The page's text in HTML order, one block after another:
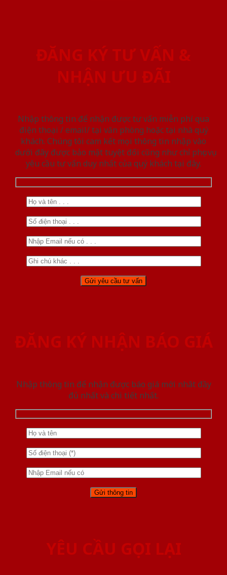
ĐĂNG KÝ TƯ VẤN &
NHẬN ƯU ĐÃI
Nhập thông tin để nhận được tư vấn miễn phí qua
điện thoại / email/ tại văn phòng hoặc tại nhà quý
khách. Chúng tôi cam kết mọi thông tin nhập vào
dưới đây được bảo mật tuyệt đối cũng như chỉ phục vụ
yêu cầu tư vấn duy nhất của quý khách tại đây.
ĐĂNG KÝ NHẬN BÁO GIÁ
Nhập thông tin để nhận được báo giá mới nhât đầy
đủ nhất và chi tiết nhất.
YÊU CẦU GỌI LẠI